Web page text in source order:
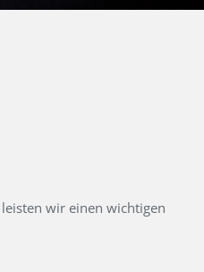
wir einen wichtigen